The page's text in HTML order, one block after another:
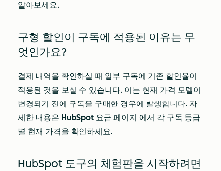
알아보세요.
구형 할인이 구독에 적용된 이유는 무
엇인가요?
결제 내역을 확인하실 때 일부 구독에 기존 할인율이
적용된 것을 보실 수 있습니다. 이는 현재 가격 모델이
변경되기 전에 구독을 구매한 경우에 발생합니다. 자
세한 내용은 HubSpot 요금 페이지 에서 각 구독 등급
별 현재 가격을 확인하세요.
HubSpot 도구의 체험판을 시작하려면